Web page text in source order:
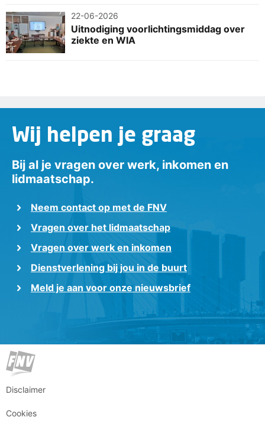
22-06-2026
Uitnodiging voorlichtingsmiddag over
ziekte en WIA
Wij helpen je graag
Bij al je vragen over werk, inkomen en
lidmaatschap.
Neem contact op met de FNV
Vragen over het lidmaatschap
Vragen over werk en inkomen
Dienstverlening bij jou in de buurt
Meld je aan voor onze nieuwsbrief
Disclaimer
Cookies